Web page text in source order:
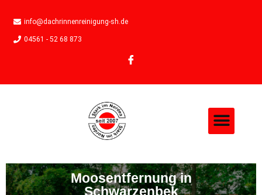
info@dachrinnenreinigung-sh.de
04561 - 52 68 873
Moosentfernung in
Schwarzenbek